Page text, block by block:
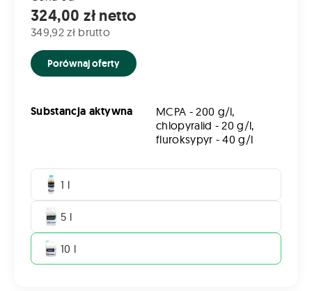
324,00 zł netto
349,92 zł brutto
Porównaj oferty
Substancja aktywna
MCPA - 200 g/l,
chlopyralid - 20 g/l,
fluroksypyr - 40 g/l
1 l
5 l
10 l